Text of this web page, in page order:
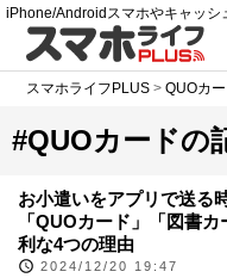
iPhone/Androidスマホやキャッシ
スマホライフPLUS >QUOカ
#QUOカードの
お小遣いをアプリで送る
「QUOカード」「図書
利な4つの理由
2024/12/20 19:47